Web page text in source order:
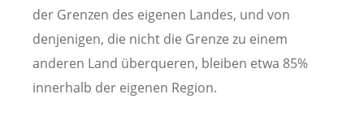
der Grenzen des eigenen Landes, und von
denjenigen, die nicht die Grenze zu einem
anderen Land überqueren, bleiben etwa 85%
innerhalb der eigenen Region.